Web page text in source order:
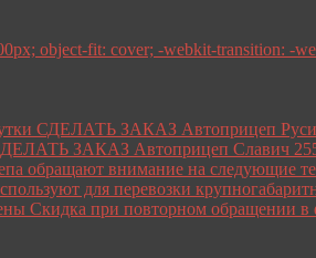
object-fit: cover; -webkit-transition: -
СДЕЛАТЬ ЗАКАЗ Автоприцеп
ЗАКАЗ Автоприцеп Славич
обращают внимание на следующие
для перевозки
Скидка при повторном обращении в